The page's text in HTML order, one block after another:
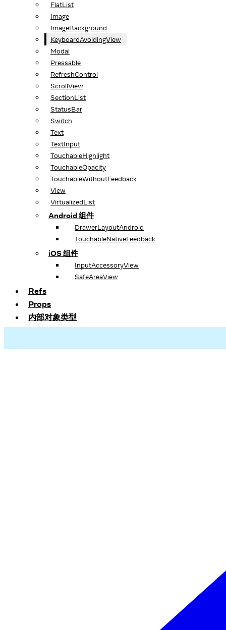
FlatList
Image
ImageBackground
KeyboardAvoidingView
Modal
Pressable
RefreshControl
ScrollView
SectionList
StatusBar
Switch
Text
TextInput
TouchableHighlight
TouchableOpacity
TouchableWithoutFeedback
View
VirtualizedList
Android 组件
DrawerLayoutAndroid
TouchableNativeFeedback
iOS 组件
InputAccessoryView
SafeAreaView
Refs
Props
内部对象类型